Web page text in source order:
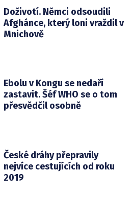
Doživotí. Němci odsoudili
Afghánce, který loni vraždil v
Mnichově
Ebolu v Kongu se nedaří
zastavit. Šéf WHO se o tom
přesvědčil osobně
České dráhy přepravily
nejvíce cestujících od roku
2019